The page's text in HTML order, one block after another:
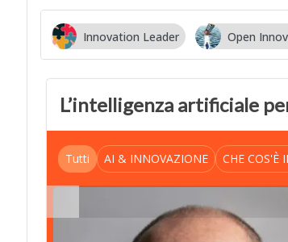
Innovation Leader Open
L’intelligenza artificiale
Tutti AI & INNOVAZIONE CHE COS'È